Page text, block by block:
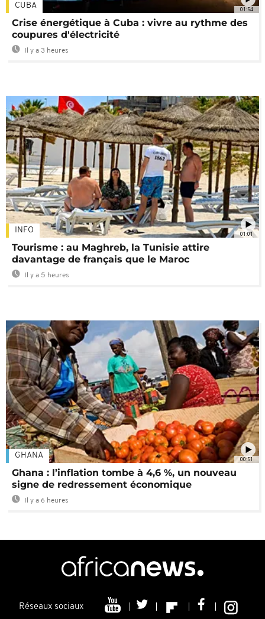
01:54
CUBA
Crise énergétique à Cuba : vivre au rythme des
coupures d'électricité
Il y a 3 heures
01:01
INFO
Tourisme : au Maghreb, la Tunisie attire
davantage de français que le Maroc
Il y a 5 heures
00:51
GHANA
Ghana : l’inflation tombe à 4,6 %, un nouveau
signe de redressement économique
Il y a 6 heures
Réseaux sociaux